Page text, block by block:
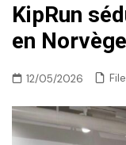
KipRun
en Norvège
12/05/2026